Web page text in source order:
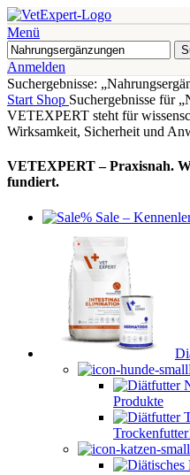
Menü
Anmelden
Suchergebnisse:
Start Shop Suchergebnisse für
VETEXPERT steht für
Wirksamkeit, Sicherheit und
VETEXPERT – Praxisnah.
fundiert.
% Sale –
Produkte
Trockenfutter